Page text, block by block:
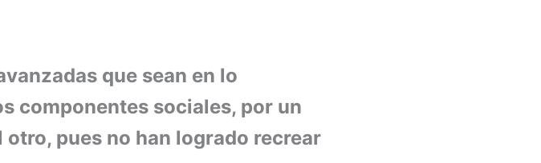
que sean en lo
componentes sociales, por un
pues no han logrado recrear